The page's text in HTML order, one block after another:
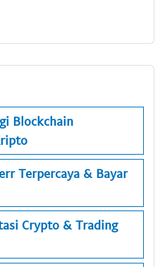
Blockchain
Terpercaya & Bayar
Crypto & Trading